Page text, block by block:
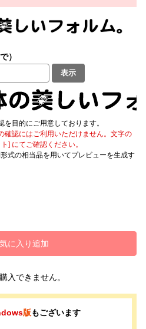
）
表示
目的にご用意しております。
確認にはご利用いただけません。文字の
] にてご確認ください。
式の相当品を用いてプレビューを生成す
に入り追加
入できません。
版もございます